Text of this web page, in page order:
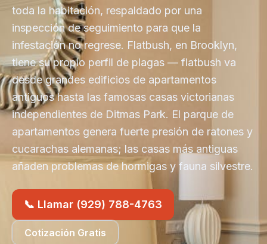
toda la habitación, respaldado por una
inspección de seguimiento para que la
infestación no regrese. Flatbush, en Brooklyn,
tiene su propio perfil de plagas — flatbush va
desde grandes edificios de apartamentos
antiguos hasta las famosas casas victorianas
independientes de Ditmas Park. El parque de
apartamentos genera fuerte presión de ratones y
cucarachas alemanas; las casas más antiguas
añaden problemas de hormigas y fauna silvestre.
📞 Llamar (929) 788-4763
Cotización Gratis